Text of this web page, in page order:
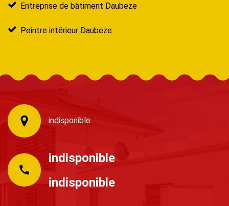
Entreprise de bâtiment Daubeze
Peintre intérieur Daubeze
indisponible
indisponible
indisponible